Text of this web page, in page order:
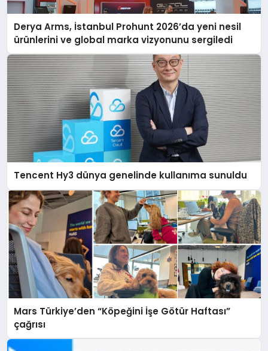
Derya Arms, İstanbul Prohunt 2026’da yeni nesil
ürünlerini ve global marka vizyonunu sergiledi
Tencent Hy3 dünya genelinde kullanıma sunuldu
Mars Türkiye’den “Köpeğini İşe Götür Haftası”
çağrısı